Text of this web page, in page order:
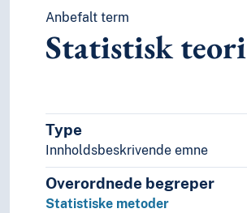
Medisinsk statistikk
Returverdier
Bootstrap
Hypotesetesting
Kausalanalyser
Randomisering
Signifikans (Statistikk)
Anbefalt term
Statistisk teori
Type
Innholdsbeskrivende emne
Overordnede begreper
Statistiske metoder